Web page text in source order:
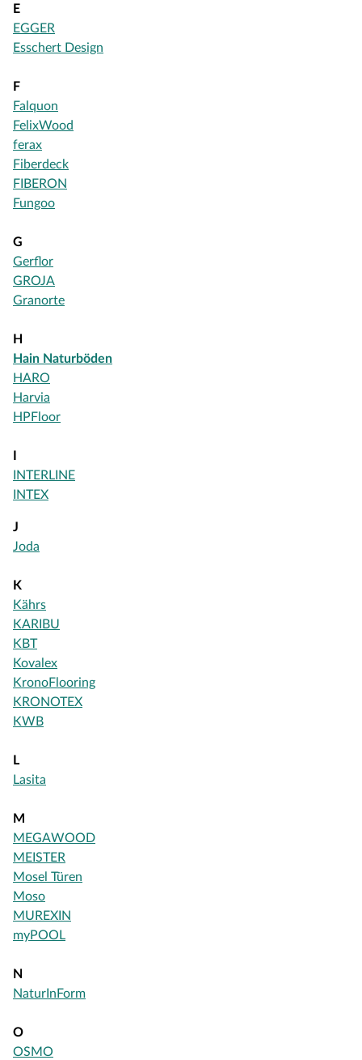
E
EGGER
Esschert Design
F
Falquon
FelixWood
ferax
Fiberdeck
FIBERON
Fungoo
G
Gerflor
GROJA
Granorte
H
Hain Naturböden
HARO
Harvia
HPFloor
INTERLINE
INTEX
J
Joda
K
Kährs
KARIBU
KBT
Kovalex
KronoFlooring
KRONOTEX
KWB
L
Lasita
M
MEGAWOOD
MEISTER
Mosel Türen
Moso
MUREXIN
myPOOL
N
NaturInForm
O
OSMO